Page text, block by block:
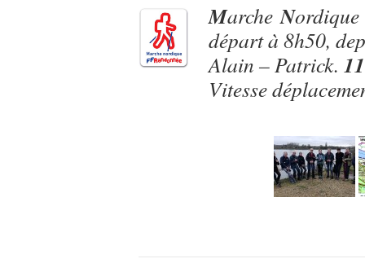
MarcheN
départ à 8h50,
Alain – Patrick.
Vitesse